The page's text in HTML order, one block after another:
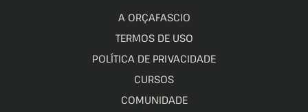
A ORÇAFASCIO
TERMOS DE USO
POLÍTICA DE PRIVACIDADE
CURSOS
COMUNIDADE